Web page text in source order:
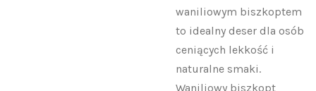
waniliowym biszkoptem
to idealny deser dla osób
ceniących lekkość i
naturalne smaki.
Waniliowy biszkopt